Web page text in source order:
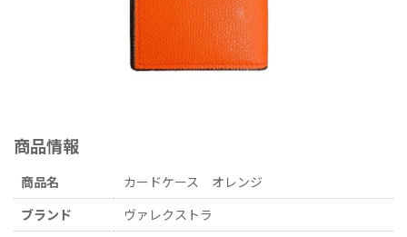
商品情報
商品名
カードケース オレンジ
ブランド
ヴァレクストラ